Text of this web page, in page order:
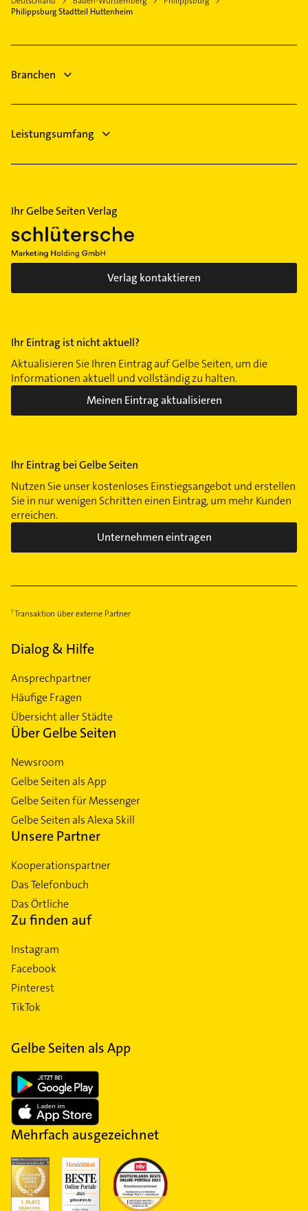
Immobilienmakler
Philippsburg Stadtteil Huttenheim
Branchen
Leistungsumfang
Ihr Gelbe Seiten Verlag
Verlag kontaktieren
Ihr Eintrag ist nicht aktuell?
Aktualisieren Sie Ihren Eintrag auf Gelbe Seiten, um die
Informationen aktuell und vollständig zu halten.
Meinen Eintrag aktualisieren
Ihr Eintrag bei Gelbe Seiten
Nutzen Sie unser kostenloses Einstiegsangebot und erstellen
Sie in nur wenigen Schritten einen Eintrag, um mehr Kunden
erreichen.
Unternehmen eintragen
Transaktion über externe Partner
Dialog & Hilfe
Ansprechpartner
Häufige Fragen
Übersicht aller Städte
Über Gelbe Seiten
Newsroom
Gelbe Seiten als App
Gelbe Seiten für Messenger
Gelbe Seiten als Alexa Skill
Unsere Partner
Kooperationspartner
Das Telefonbuch
Das Örtliche
Zu finden auf
Instagram
Facebook
Pinterest
TikTok
Gelbe Seiten als App
Mehrfach ausgezeichnet